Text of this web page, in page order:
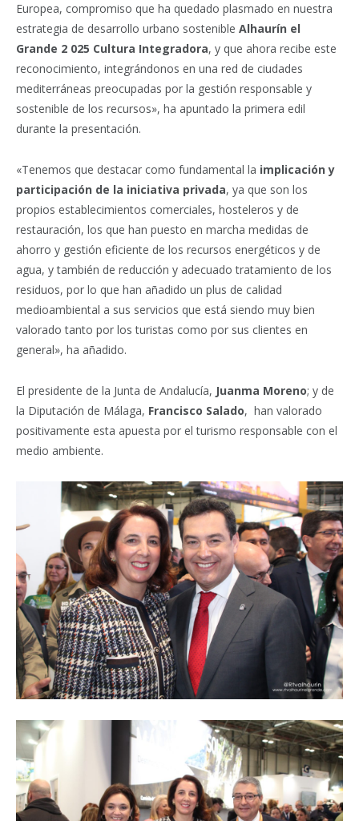
Europea, compromiso que ha quedado plasmado en nuestra
estrategia de desarrollo urbano sostenible Alhaurín el
Grande 2 025 Cultura Integradora, y que ahora recibe este
reconocimiento, integrándonos en una red de ciudades
mediterráneas preocupadas por la gestión responsable y
sostenible de los recursos», ha apuntado la primera edil
durante la presentación.
«Tenemos que destacar como fundamental la implicación y
participación de la iniciativa privada, ya que son los
propios establecimientos comerciales, hosteleros y de
restauración, los que han puesto en marcha medidas de
ahorro y gestión eficiente de los recursos energéticos y de
agua, y también de reducción y adecuado tratamiento de los
residuos, por lo que han añadido un plus de calidad
medioambiental a sus servicios que está siendo muy bien
valorado tanto por los turistas como por sus clientes en
general», ha añadido.
El presidente de la Junta de Andalucía, Juanma Moreno; y de
la Diputación de Málaga, Francisco Salado, han valorado
positivamente esta apuesta por el turismo responsable con el
medio ambiente.